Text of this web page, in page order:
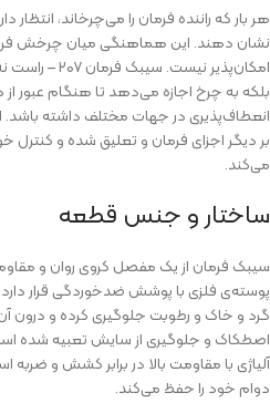
هر بار که راننده فرمان را می‌چرخاند،
نشان دهند. این هماهنگی میان چرخش
امکان‌پذیر
بلکه به چرخ اجازه می‌دهد تا هنگام عبور
انعطاف‌پذیری در جهات مختلف داشته
بر دیگر اجزای فرمان و تعلیق شده و کنترل
می‌کند.
ساختار و جنس قطعه
سیبک فرمان از یک مفصل کروی روان و
پوسته‌ی فلزی با پوشش ضدخوردگی قرار
گرد و خاک و رطوبت جلوگیری کرده و
اصطکاک و جلوگیری از سایش تعبیه شده
آلیاژی با مقاومت بالا در برابر کشش و
دوام خود را حفظ می‌کند.